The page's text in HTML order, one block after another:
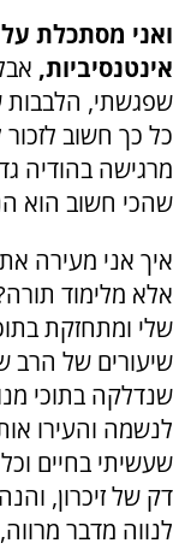
ואני מסתכלת
אינטנסיביות,
שפגשתי, הלבבות
כל כך חשוב
מרגישה בהודיה
שהכי חשוב הוא
איך אני מעירה
אלא מלימוד
שלי ומתחזקת
שיעורים של הרב
שנדלקה בתוכי
לנשמה והעירו
שעשיתי בחיים
דק של זיכרון,
לנווה מדבר